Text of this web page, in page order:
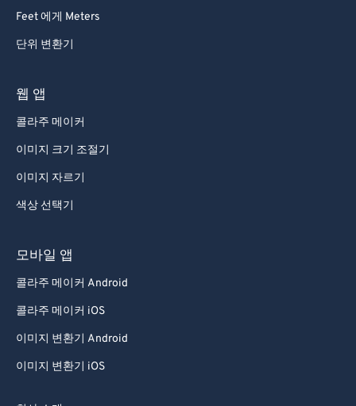
Feet 에게 Meters
단위 변환기
웹 앱
콜라주 메이커
이미지 크기 조절기
이미지 자르기
색상 선택기
모바일 앱
콜라주 메이커 Android
콜라주 메이커 iOS
이미지 변환기 Android
이미지 변환기 iOS